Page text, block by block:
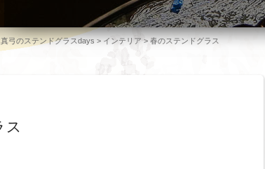
弓のステンドグラスdays > インテリア> 春のステンドグラス
ス